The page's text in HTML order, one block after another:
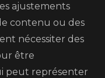
ajustements
contenu ou des
nécessiter des
être
peut représenter